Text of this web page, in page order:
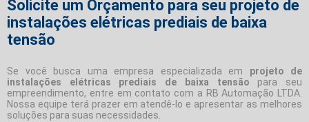
Solicite um Orçamento para seu projeto de
instalações elétricas prediais de baixa
tensão
Se você busca uma empresa especializada em projeto de
instalações elétricas prediais de baixa tensão para seu
empreendimento, entre em contato com a RB Automação LTDA.
Nossa equipe terá prazer em atendê-lo e apresentar as melhores
soluções para suas necessidades.